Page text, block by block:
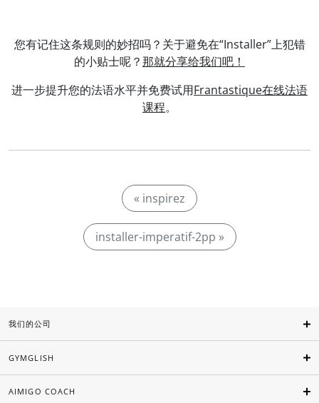
您有记住这条规则的妙招吗？关于避免在“Installer”上犯错
的小贴士呢？那就分享给我们吧！
进一步提升您的法语水平并免费试用Frantastique在线法语
课程。
« inspirez
installer-imperatif-2pp »
我们的公司
GYMGLISH
AIMIGO COACH